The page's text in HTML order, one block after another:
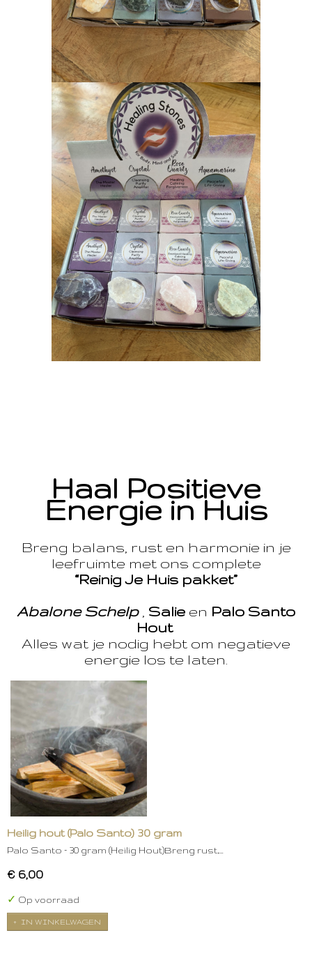
Haal Positieve
Energie in Huis
Breng balans, rust en harmonie in je
leefruimte met ons complete
“Reinig Je Huis pakket”
Abalone Schelp, Salie en Palo Santo
Hout
Alles wat je nodig hebt om negatieve
energie los te laten.
Heilig hout (Palo Santo) 30 gram
Palo Santo – 30 gram (Heilig Hout)Breng rust,…
€ 6,00
✓ Op voorraad
IN WINKELWAGEN